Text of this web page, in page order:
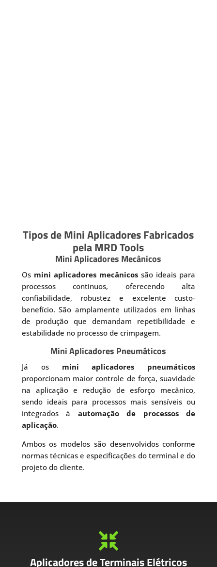
Tipos de Mini Aplicadores Fabricados
pela MRD Tools
Mini Aplicadores Mecânicos
Os mini aplicadores mecânicos são ideais para
processos contínuos, oferecendo alta
confiabilidade, robustez e excelente custo-
benefício. São amplamente utilizados em linhas
de produção que demandam repetibilidade e
estabilidade no processo de crimpagem.
Mini Aplicadores Pneumáticos
Já os mini aplicadores pneumáticos
proporcionam maior controle de força, suavidade
na aplicação e redução de esforço mecânico,
sendo ideais para processos mais sensíveis ou
integrados à automação de processos de
aplicação.
Ambos os modelos são desenvolvidos conforme
normas técnicas e especificações do terminal e do
projeto do cliente.

Aplicadores de Terminais Elétricos